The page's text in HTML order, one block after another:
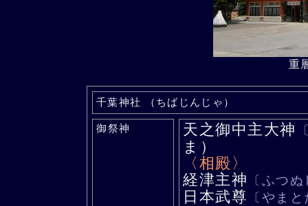
重
千葉神社 （ちばじんじゃ）
御祭神 天之御中主大神
ま）
〈相殿〉
経津主神 〔ふつ
日本武尊 〔やま